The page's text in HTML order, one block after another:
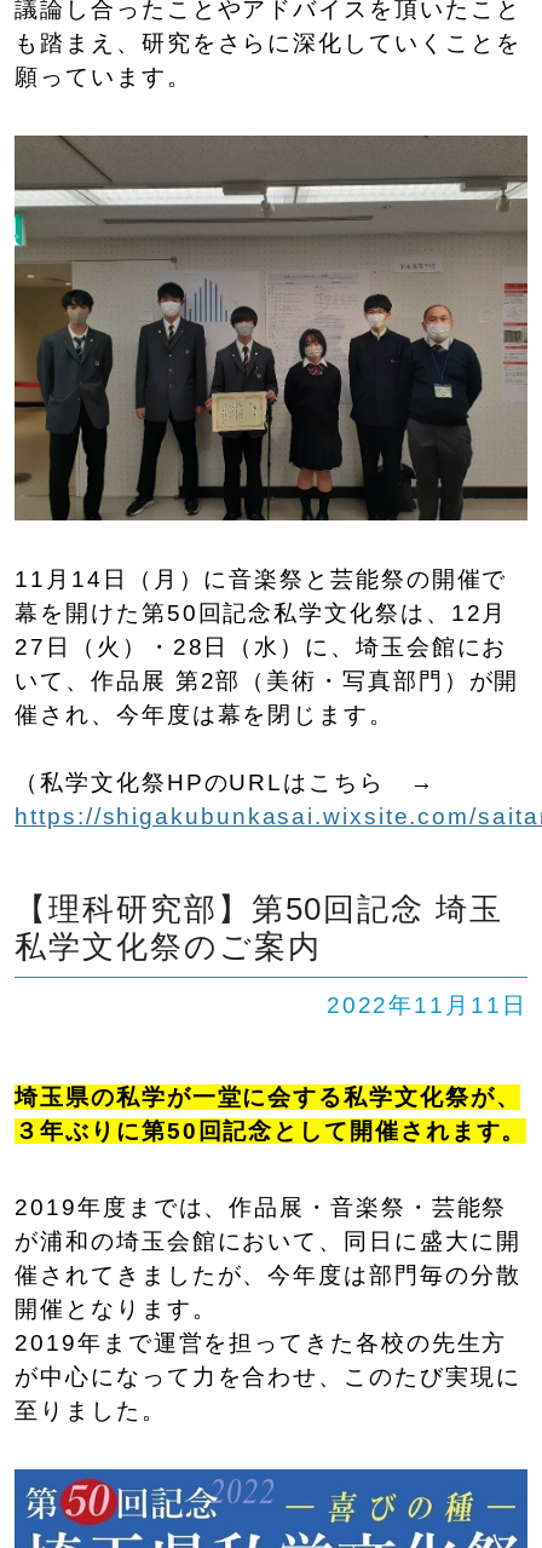
議論し合ったことやアドバイスを頂いたこと
も踏まえ、研究をさらに深化していくことを
願っています。
11月14日（月）に音楽祭と芸能祭の開催で
幕を開けた第50回記念私学文化祭は、12月
27日（火）・28日（水）に、埼玉会館にお
いて、作品展 第2部（美術・写真部門）が開
催され、今年度は幕を閉じます。
（私学文化祭HPのURLはこちら →
https://shigakubunkasai.wixsite.com/
【理科研究部】第50回記念 埼玉
私学文化祭のご案内
2022年11月11日
埼玉県の私学が一堂に会する私学文化祭が、
３年ぶりに第50回記念として開催されます。
2019年度までは、作品展・音楽祭・芸能祭
が浦和の埼玉会館において、同日に盛大に開
催されてきましたが、今年度は部門毎の分散
開催となります。
2019年まで運営を担ってきた各校の先生方
が中心になって力を合わせ、このたび実現に
至りました。